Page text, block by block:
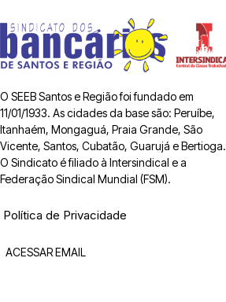
O SEEB Santos e Região foi fundado em
11/01/1933. As cidades da base são: Peruíbe,
Itanhaém, Mongaguá, Praia Grande, São
Vicente, Santos, Cubatão, Guarujá e Bertioga.
O Sindicato é filiado à Intersindical e a
Federação Sindical Mundial (FSM).
Política de Privacidade
ACESSAR EMAIL